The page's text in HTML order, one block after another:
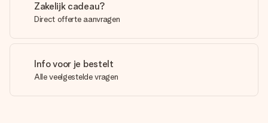
Zakelijk cadeau?
Direct offerte aanvragen
Info voor je bestelt
Alle veelgestelde vragen